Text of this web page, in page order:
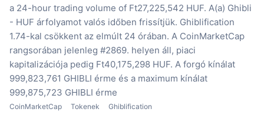
a 24-hour trading volume of Ft27,225,542 HUF. A(a) Ghibli
- HUF árfolyamot valós időben frissítjük. Ghiblification
1.74-kal csökkent az elmúlt 24 órában. A CoinMarketCap
rangsorában jelenleg #2869. helyen áll, piaci
kapitalizációja pedig Ft40,175,298 HUF. A forgó kínálat
999,823,761 GHIBLI érme és a maximum kínálat
999,875,723 GHIBLI érme
CoinMarketCap Tokenek Ghiblification